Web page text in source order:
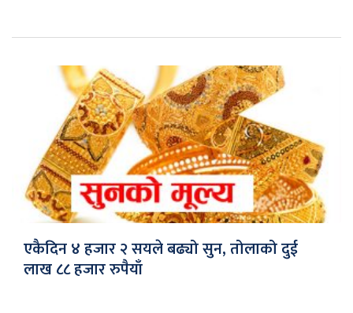
एकैदिन ४ हजार २ सयले बढ्यो सुन, तोलाको दुई
लाख ८८ हजार रुपैयाँ